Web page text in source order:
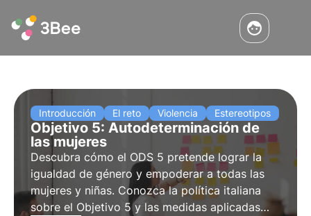
Introducción El reto Violencia Estereotipos
Objetivo 5: Autodeterminación de
las mujeres
Descubra cómo el ODS 5 pretende lograr la
igualdad de género y empoderar a todas las
mujeres y niñas. Conozca la política italiana
sobre el Objetivo 5 y las medidas aplicadas